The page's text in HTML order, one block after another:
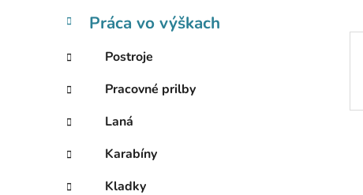
Práca vo výškach
Postroje
Pracovné prilby
Laná
Karabíny
Kladky